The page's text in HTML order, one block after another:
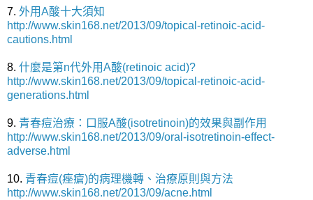
7. 外用A酸十大須知
http://www.skin168.net/2013/09/topical-retinoic-acid-
cautions.html
8. 什麼是第n代外用A酸(retinoic acid)?
http://www.skin168.net/2013/09/topical-retinoic-acid-
generations.html
9. 青春痘治療：口服A酸(isotretinoin)的效果與副作用
http://www.skin168.net/2013/09/oral-isotretinoin-effect-
adverse.html
10. 青春痘(痤瘡)的病理機轉、治療原則與方法
http://www.skin168.net/2013/09/acne.html